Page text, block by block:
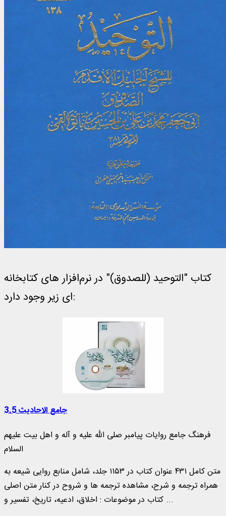
کتاب "التوحيد (للصدوق)" در نرم‌افزار های کتابخانه
ای زیر وجود دارد:
جامع الاحادیث 3.5
فرهنگ جامع روایات پیامبر صلی الله علیه و آله و اهل بیت علیهم
السلام
متن کامل ۴۳۱ عنوان کتاب در ۱۱۵۳ جلد، شامل منابع روایی شیعه به
همراه ترجمه و شرح، مشاهده ترجمه ها و شروح در کنار متن اصلی
کتاب در موضوعات : اخلاق، ادعیه، تاریخ، تفسیر و ...